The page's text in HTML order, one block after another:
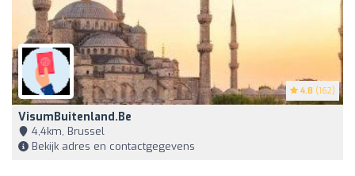
4.8 (162)
VisumBuitenland.be
4,4km, Brussel
Bekijk adres en contactgegevens